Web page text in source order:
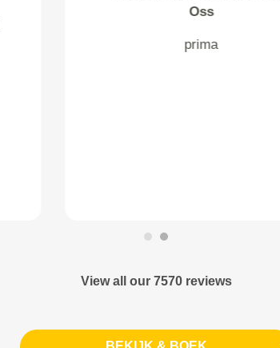
behulpzame chauffeur.
View all our 7570 reviews